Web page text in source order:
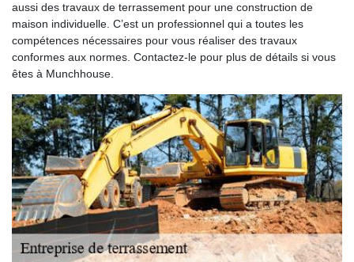
aussi des travaux de terrassement pour une construction de
maison individuelle. C’est un professionnel qui a toutes les
compétences nécessaires pour vous réaliser des travaux
conformes aux normes. Contactez-le pour plus de détails si vous
êtes à Munchhouse.